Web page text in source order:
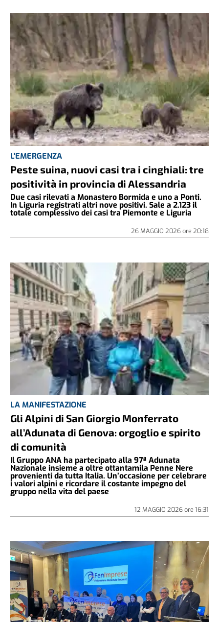
L'EMERGENZA
Peste suina, nuovi casi tra i cinghiali: tre
positività in provincia di Alessandria
Due casi rilevati a Monastero Bormida e uno a Ponti.
In Liguria registrati altri nove positivi. Sale a 2.123 il
totale complessivo dei casi tra Piemonte e Liguria
26 MAGGIO 2026ore 20:18
LA MANIFESTAZIONE
Gli Alpini di San Giorgio Monferrato
all’Adunata di Genova: orgoglio e spirito
di comunità
Il Gruppo ANA ha partecipato alla 97ª Adunata
Nazionale insieme a oltre ottantamila Penne Nere
provenienti da tutta Italia. Un’occasione per celebrare
i valori alpini e ricordare il costante impegno del
gruppo nella vita del paese
12 MAGGIO 2026ore 16:31